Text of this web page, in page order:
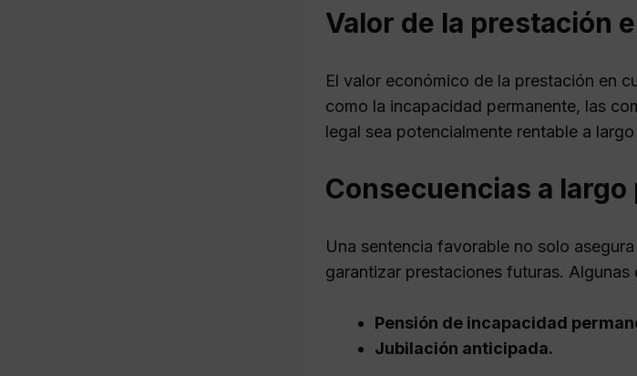
Valor de la prestación
El valor económico de la prestación en
como la incapacidad permanente, las
legal sea potencialmente rentable a
Consecuencias a
Una sentencia favorable no solo
garantizar prestaciones futuras. Algunas
Pensión de incapacidad
Jubilación anticipada.